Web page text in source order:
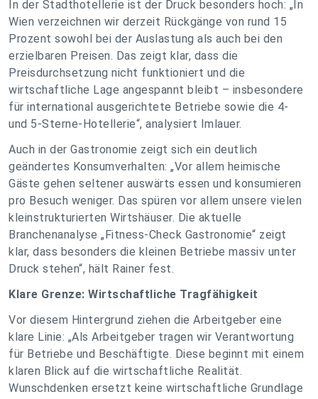
In der Stadthotellerie ist der Druck besonders hoch: „In
Wien verzeichnen wir derzeit Rückgänge von rund 15
Prozent sowohl bei der Auslastung als auch bei den
erzielbaren Preisen. Das zeigt klar, dass die
Preisdurchsetzung nicht funktioniert und die
wirtschaftliche Lage angespannt bleibt – insbesondere
für international ausgerichtete Betriebe sowie die 4-
und 5-Sterne-Hotellerie“, analysiert Imlauer.
Auch in der Gastronomie zeigt sich ein deutlich
geändertes Konsumverhalten: „Vor allem heimische
Gäste gehen seltener auswärts essen und konsumieren
pro Besuch weniger. Das spüren vor allem unsere vielen
kleinstrukturierten Wirtshäuser. Die aktuelle
Branchenanalyse „Fitness-Check Gastronomie“ zeigt
klar, dass besonders die kleinen Betriebe massiv unter
Druck stehen“, hält Rainer fest.
Klare Grenze: Wirtschaftliche Tragfähigkeit
Vor diesem Hintergrund ziehen die Arbeitgeber eine
klare Linie: „Als Arbeitgeber tragen wir Verantwortung
für Betriebe und Beschäftigte. Diese beginnt mit einem
klaren Blick auf die wirtschaftliche Realität.
Wunschdenken ersetzt keine wirtschaftliche Grundlage